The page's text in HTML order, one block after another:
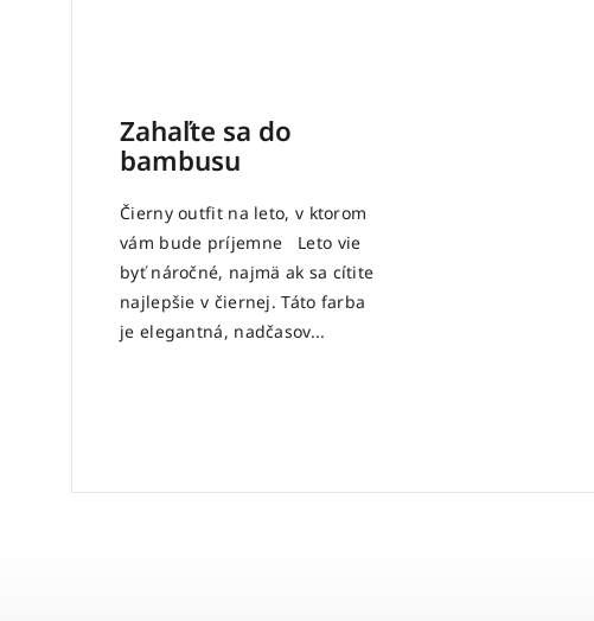
Zahaľte sa do
bambusu
Čierny outfit na leto, v ktorom
vám bude príjemne Leto vie
byť náročné, najmä ak sa cítite
najlepšie v čiernej. Táto farba
je elegantná, nadčasov...